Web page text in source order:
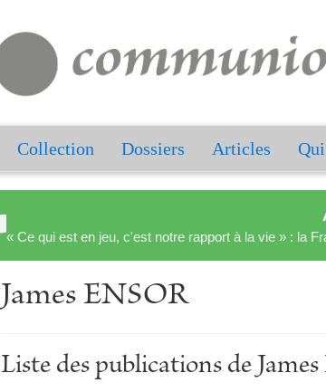
Collection Dossiers Articles
« Ce qui est en jeu, c'est notre rapport à la vie » : la
James ENSOR
Liste des publications de